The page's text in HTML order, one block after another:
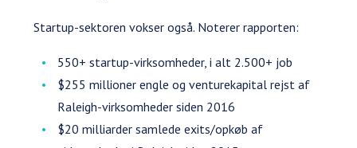
Startup-sektoren vokser også. Noterer rapporten:
550+ startup-virksomheder, i alt 2.500+ job
$255 millioner engle og venturekapital rejst af
Raleigh-virksomheder siden 2016
$20 milliarder samlede exits/opkøb af